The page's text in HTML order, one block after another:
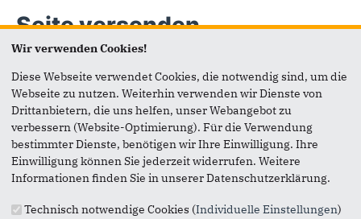
Seite versenden
Vielen Dank, dass Sie die Inhalte unserer Homepage
weiterempfehlen.
Anmerkung: Ihre E-Mail-Adresse wird benötigt um die
Personen, denen Sie die Seite weiterempfehlen, zu
informieren, von wem die Empfehlung kommt, und dass es
kein Spam ist.
Wir verwenden Cookies!
Diese Webseite verwendet Cookies, die notwendig sind, um die
Webseite zu nutzen. Weiterhin verwenden wir Dienste von
Drittanbietern, die uns helfen, unser Webangebot zu
verbessern (Website-Optimierung). Für die Verwendung
bestimmter Dienste, benötigen wir Ihre Einwilligung. Ihre
Einwilligung können Sie jederzeit widerrufen. Weitere
Informationen finden Sie in unserer Datenschutzerklärung.
Technisch notwendige Cookies (Individuelle Einstellungen)